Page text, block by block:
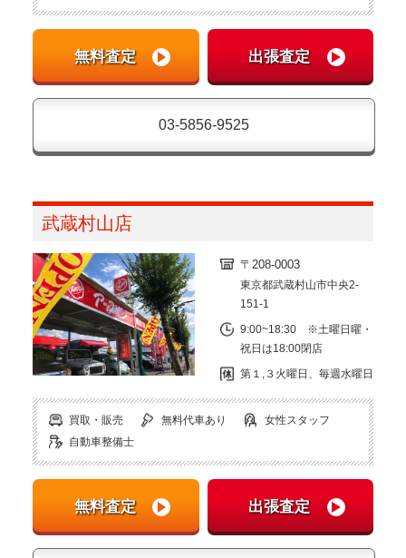
03-5856-9525
武蔵村山店
〒208-0003
東京都武蔵村山市中央2-
151-1
9:00~18:30 ※土曜日曜・
祝日は18:00閉店
第１,３火曜日、毎週水曜日
買取・販売 無料代車あり
女性スタッフ
自動車整備士